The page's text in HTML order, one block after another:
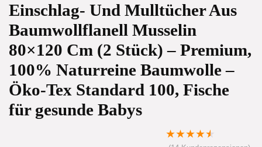
Einschlag- Und Mulltücher Aus
Baumwollflanell Musselin
80×120 Cm (2 Stück) – Premium,
100% Naturreine Baumwolle –
Öko-Tex Standard 100, Fische
für gesunde Babys
★★★★★